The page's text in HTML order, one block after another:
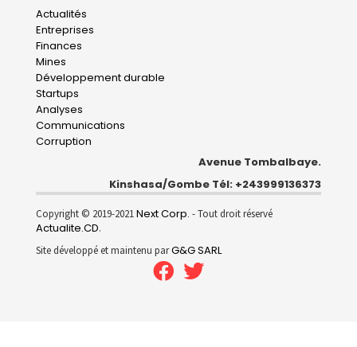
Main
navigation
Actualités
Entreprises
Finances
Mines
Développement durable
Startups
Analyses
Communications
Corruption
Avenue Tombalbaye.
Kinshasa/Gombe Tél: +243999136373
Copyright © 2019-2021Next Corp. - Tout droit réservé
Actualite.CD.
Site développé et maintenu parG&G SARL